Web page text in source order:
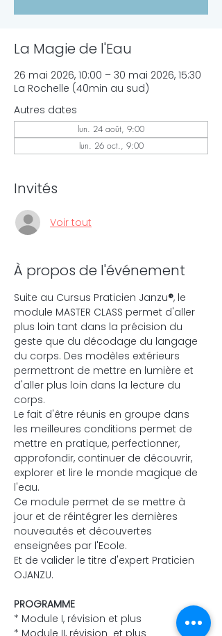
La Magie de l'Eau
26 mai 2026, 10:00 – 30 mai 2026, 15:30
La Rochelle (40min au sud)
Autres dates
lun. 24 août, 9:00
lun. 26 oct., 9:00
Invités
Voir tout
À propos de l'événement
Suite au Cursus Praticien Janzu®, le
module MASTER CLASS permet d'aller
plus loin tant dans la précision du
geste que du décodage du langage
du corps. Des modèles extérieurs
permettront de mettre en lumière et
d'aller plus loin dans la lecture du
corps.
Le fait d'être réunis en groupe dans
les meilleures conditions permet de
mettre en pratique, perfectionner,
approfondir, continuer de découvrir,
explorer et lire le monde magique de
l'eau.
Ce module permet de se mettre à
jour et de réintégrer les dernières
nouveautés et découvertes
enseignées par l'Ecole.
Et de valider le titre d'expert Praticien
OJANZU.
PROGRAMME
* Module I, révision et plus
* Module II, révision  et plus